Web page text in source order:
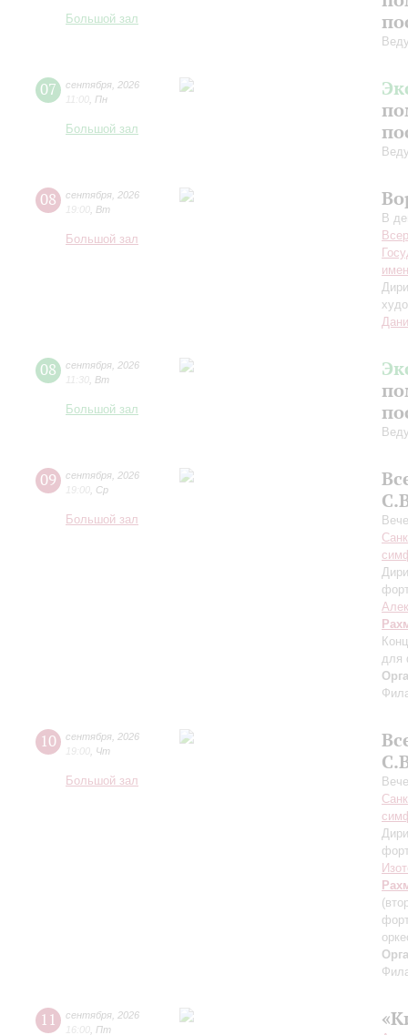
Большой зал
07 сентября 2026
11:00 Пн
Большой зал
08 сентября 2026
19:00 Вт
Большой зал
В
08 сентября 2026
11:30 Вт
Большой зал
09 сентября 2026
19:00 Ср
Большой зал
для
10 сентября 2026
19:00 Чт
Большой зал
11 сентября 2026
16:00 Пт